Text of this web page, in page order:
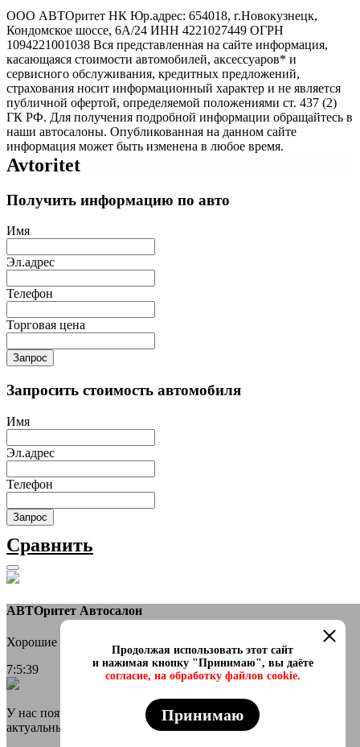
ООО АВТОритет НК Юр.адрес: 654018, г.Новокузнецк,
Кондомское шоссе, 6А/24 ИНН 4221027449 ОГРН
1094221001038 Вся представленная на сайте информация,
касающаяся стоимости автомобилей, аксессуаров* и
сервисного обслуживания, кредитных предложений,
страхования носит информационный характер и не является
публичной офертой, определяемой положениями ст. 437 (2)
ГК РФ. Для получения подробной информации обращайтесь в
наши автосалоны. Опубликованная на данном сайте
информация может быть изменена в любое время.
Avtoritet
Получить информацию по авто
Имя
Эл.адрес
Телефон
Торговая цена
Запрос
Запросить стоимость автомобиля
Имя
Эл.адрес
Телефон
Запрос
Сравнить
АВТОритет Автосалон
Хорошие новости
7:5:39
У нас появился онлайн каталог в телеграмм Самые свежие и
актуальные авто переходи
Продолжая использовать этот сайт
и нажимая кнопку "Принимаю", вы даёте
согласие, на обработку файлов cookie.
Принимаю